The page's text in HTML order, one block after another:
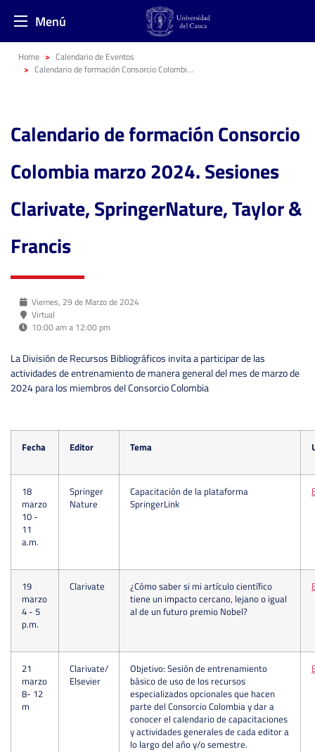
Menú
Home
Calendario de Eventos
Calendario de formación Consorcio Colombia marzo 2024. Sesiones Clarivate, SpringerNature, Taylor & Francis
Calendario de formación Consorcio
Colombia marzo 2024. Sesiones
Clarivate, SpringerNature, Taylor &
Francis
Viernes, 29 de Marzo de 2024
Virtual
10:00 am a 12:00 pm
La División de Recursos Bibliográficos invita a participar de las
actividades de entrenamiento de manera general del mes de marzo de
2024 para los miembros del Consorcio Colombia
Fecha Editor Tema
18
marzo
10 -
11
a.m.
Springer
Nature
Capacitación de la plataforma
SpringerLink
19
marzo
4 - 5
p.m.
Clarivate
¿Cómo saber si mi artículo científico
tiene un impacto cercano, lejano o igual
al de un futuro premio Nobel?
21
marzo
8- 12
m
Clarivate/
Elsevier
Objetivo: Sesión de entrenamiento
básico de uso de los recursos
especializados opcionales que hacen
parte del Consorcio Colombia y dar a
conocer el calendario de capacitaciones
y actividades generales de cada editor a
lo largo del año y/o semestre.